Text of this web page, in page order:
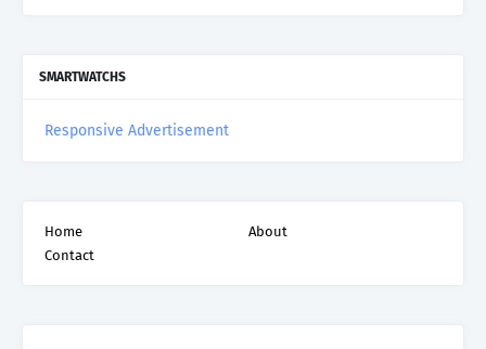
SMARTWATCHS
Responsive Advertisement
Home
About
Contact